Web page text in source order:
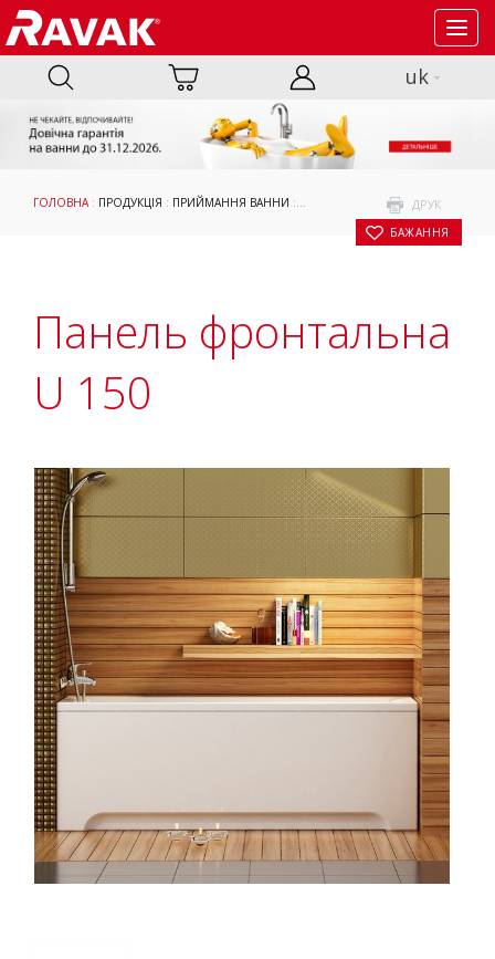
uk
ДРУК
БАЖАННЯ
ГОЛОВНА : ПРОДУКЦІЯ : ПРИЙМАННЯ ВАННИ : ОПОРИ, ПАНЕЛІ ТА
Панель фронтальна
U 150